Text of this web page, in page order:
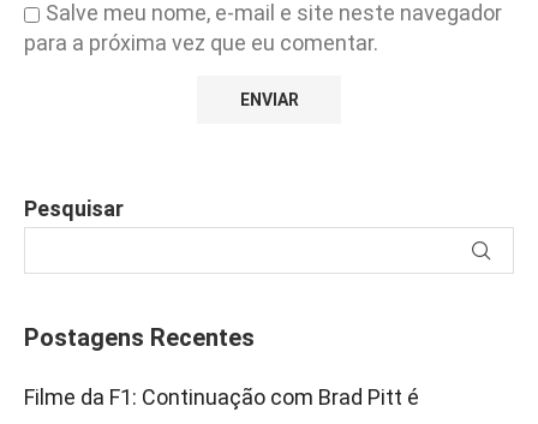
Salve meu nome, e-mail e site neste navegador
para a próxima vez que eu comentar.
Pesquisar
Postagens Recentes
Filme da F1: Continuação com Brad Pitt é